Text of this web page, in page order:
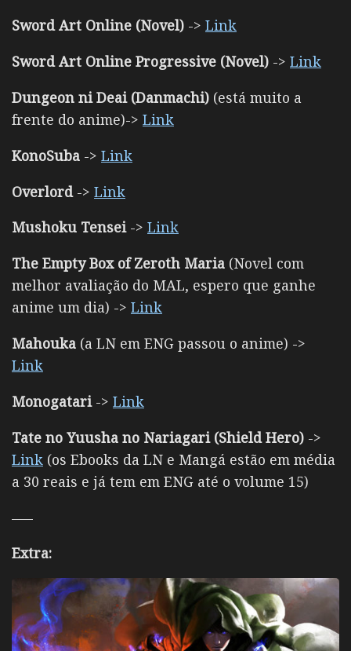
Sword Art Online (Novel) -> Link
Sword Art Online Progressive (Novel) -> Link
Dungeon ni Deai (Danmachi) (está muito a
frente do anime)-> Link
KonoSuba -> Link
Overlord-> Link
Mushoku Tensei-> Link
The Empty Box of Zeroth Maria (Novel com
melhor avaliação do MAL, espero que ganhe
anime um dia) -> Link
Mahouka (a LN em ENG passou o anime) ->
Link
Monogatari-> Link
Tate no Yuusha no Nariagari (Shield Hero) ->
Link (os Ebooks da LN e Mangá estão em média
a 30 reais e já tem em ENG até o volume 15)
—–
Extra: